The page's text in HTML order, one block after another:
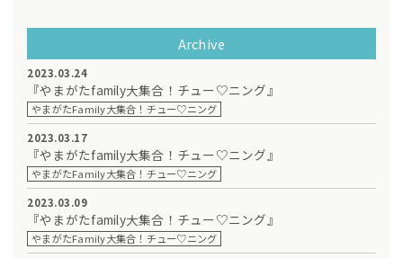
Archive
2023.03.24
『やまがたfamily大集合！チュー♡ニング』
やまがたFamily大集合！チュー♡ニング
2023.03.17
『やまがたfamily大集合！チュー♡ニング』
やまがたFamily大集合！チュー♡ニング
2023.03.09
『やまがたfamily大集合！チュー♡ニング』
やまがたFamily大集合！チュー♡ニング